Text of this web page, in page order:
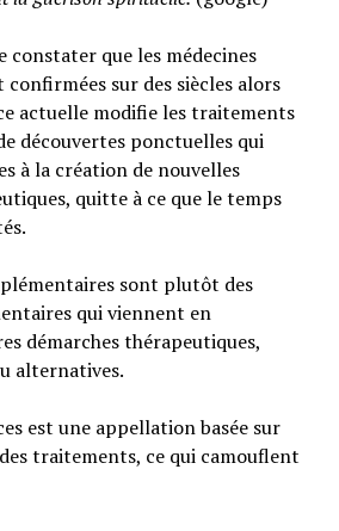
constater que les médecines
sur des siècles alors
actuelle modifie les traitements
découvertes ponctuelles qui
à la création de nouvelles
quitte à ce que le temps
sont plutôt des
qui viennent en
démarches thérapeutiques,
alternatives.
est une appellation basée sur
traitements, ce qui camouflent